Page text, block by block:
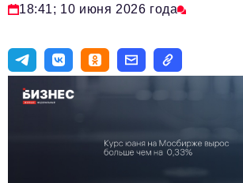
Импортозамещение
Авторские материалы
18:41; 10 июня 2026 года